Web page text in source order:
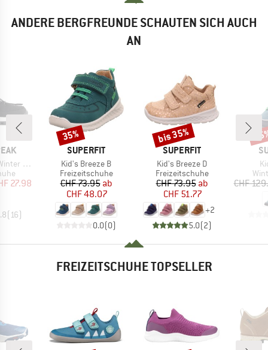
ANDERE BERGFREUNDE SCHAUTEN SICH AUCH
AN
Boots
Preis
27.98
(16)
MARKE
SUPERFIT
Artikel
Kid's Breeze B
Produktgruppe
Freizeitschuhe
Preis
CHF 73.95reduzierter Preis
ab
CHF 48.07
0.0(0)
Rabatt
35%
MARKE
SUPERFIT
Artikel
Kid's Breeze D
Produktgruppe
Freizeitschuhe
Preis
CHF 73.95reduzierter Preis
ab
CHF 51.77
+2
5.0(2)
Rabatt
bis 35%
CHF
FREIZEITSCHUHE TOPSELLER